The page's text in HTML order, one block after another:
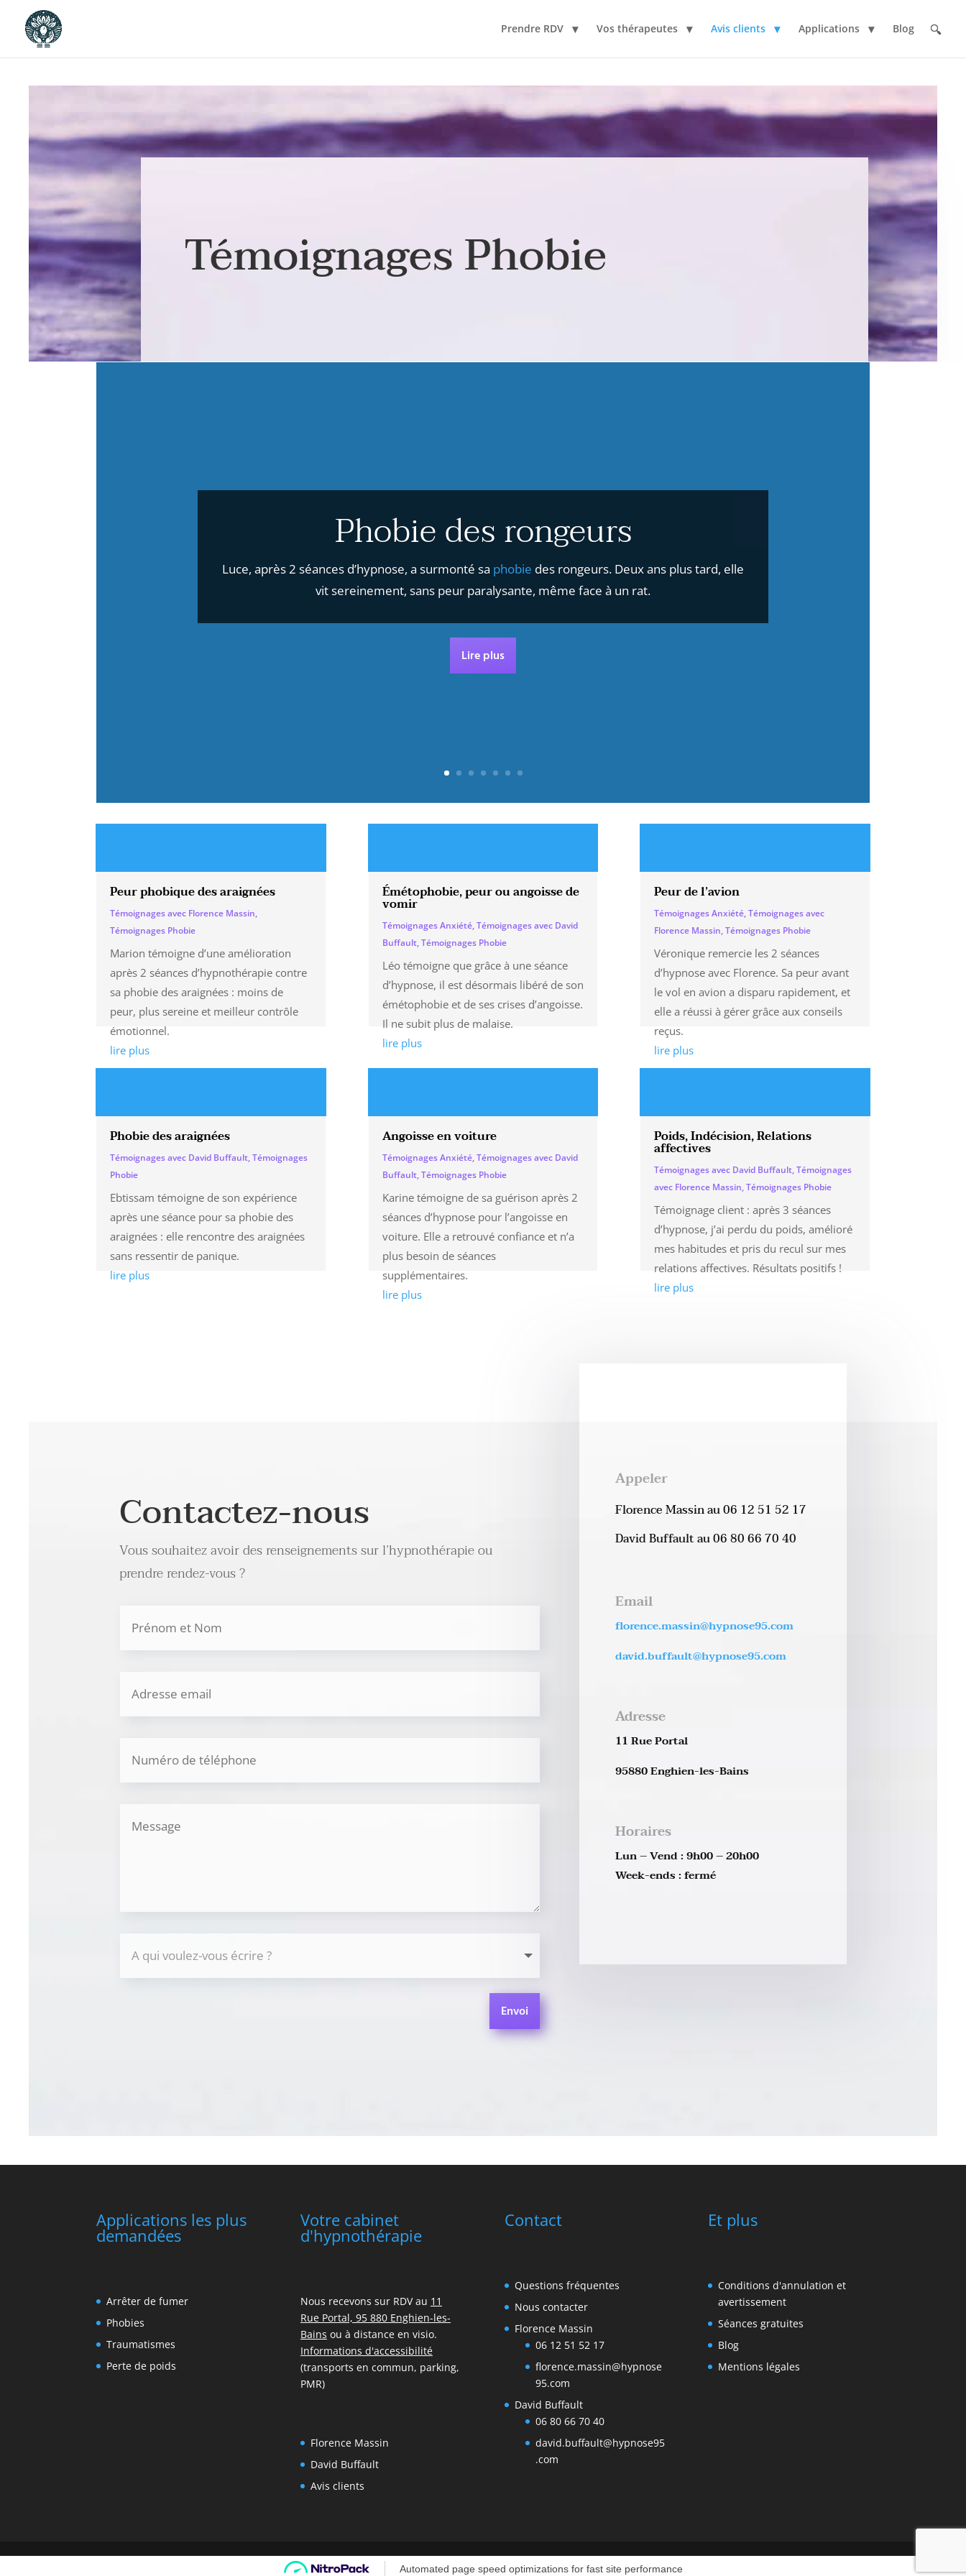
Prendre RDV Vos thérapeutes Avis clients Applications Blog
Témoignages Phobie
Phobie des rongeurs
Luce, après 2 séances d’hypnose, a surmonté sa phobie des rongeurs. Deux ans plus tard, elle
vit sereinement, sans peur paralysante, même face à un rat.
Lire plus
Peur phobique des araignées
Témoignages avec Florence Massin,
Témoignages Phobie
Marion témoigne d’une amélioration
après 2 séances d’hypnothérapie contre
sa phobie des araignées : moins de
peur, plus sereine et meilleur contrôle
émotionnel.
lire plus
Phobie des araignées
Témoignages avec David Buffault,Témoignages
Phobie
Ebtissam témoigne de son expérience
après une séance pour sa phobie des
araignées : elle rencontre des araignées
sans ressentir de panique.
lire plus
Émétophobie, peur ou angoisse de
vomir
Témoignages Anxiété,Témoignages avec David
Buffault,Témoignages Phobie
Léo témoigne que grâce à une séance
d’hypnose, il est désormais libéré de son
émétophobie et de ses crises d’angoisse.
Il ne subit plus de malaise.
lire plus
Angoisse en voiture
Témoignages Anxiété,Témoignages avec David
Buffault,Témoignages Phobie
Karine témoigne de sa guérison après 2
séances d’hypnose pour l’angoisse en
voiture. Elle a retrouvé confiance et n’a
plus besoin de séances
supplémentaires.
lire plus
Peur de l’avion
Témoignages Anxiété,Témoignages avec
Florence Massin,Témoignages Phobie
Véronique remercie les 2 séances
d’hypnose avec Florence. Sa peur avant
le vol en avion a disparu rapidement, et
elle a réussi à gérer grâce aux conseils
reçus.
lire plus
Poids, Indécision, Relations
affectives
Témoignages avec David Buffault,Témoignages
avec Florence Massin,Témoignages Phobie
Témoignage client : après 3 séances
d’hypnose, j’ai perdu du poids, amélioré
mes habitudes et pris du recul sur mes
relations affectives. Résultats positifs !
lire plus
Contactez-nous
Vous souhaitez avoir des renseignements sur l’hypnothérapie ou
prendre rendez-vous ?
Envoi
Appeler
Florence Massin au 06 12 51 52 17
David Buffault au 06 80 66 70 40
Email
florence.massin@hypnose95.com
david.buffault@hypnose95.com
Adresse
11 Rue Portal
95880 Enghien-les-Bains
Horaires
Lun – Vend : 9h00 – 20h00
Week-ends : fermé
Applications les plus
demandées
Arrêter de fumer
Phobies
Traumatismes
Perte de poids
Votre cabinet
d'hypnothérapie
Nous recevons sur RDV au 11
Rue Portal, 95 880 Enghien-les-
Bains ou à distance en visio.
Informations d'accessibilité
(transports en commun, parking,
PMR)
Florence Massin
David Buffault
Avis clients
Contact
Questions fréquentes
Nous contacter
Florence Massin
06 12 51 52 17
florence.massin@hypnose
95.com
David Buffault
06 80 66 70 40
david.buffault@hypnose95
.com
Et plus
Conditions d'annulation et
avertissement
Séances gratuites
Blog
Mentions légales